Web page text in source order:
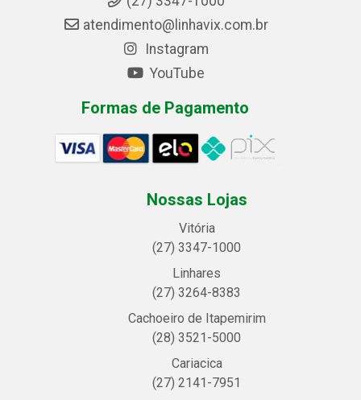
atendimento@linhavix.com.br
Instagram
YouTube
Formas de Pagamento
Nossas Lojas
Vitória
(27) 3347-1000
Linhares
(27) 3264-8383
Cachoeiro de Itapemirim
(28) 3521-5000
Cariacica
(27) 2141-7951